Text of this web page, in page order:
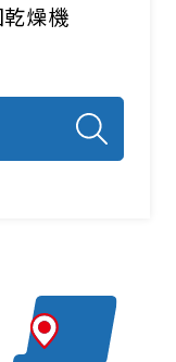
募集中
燥機